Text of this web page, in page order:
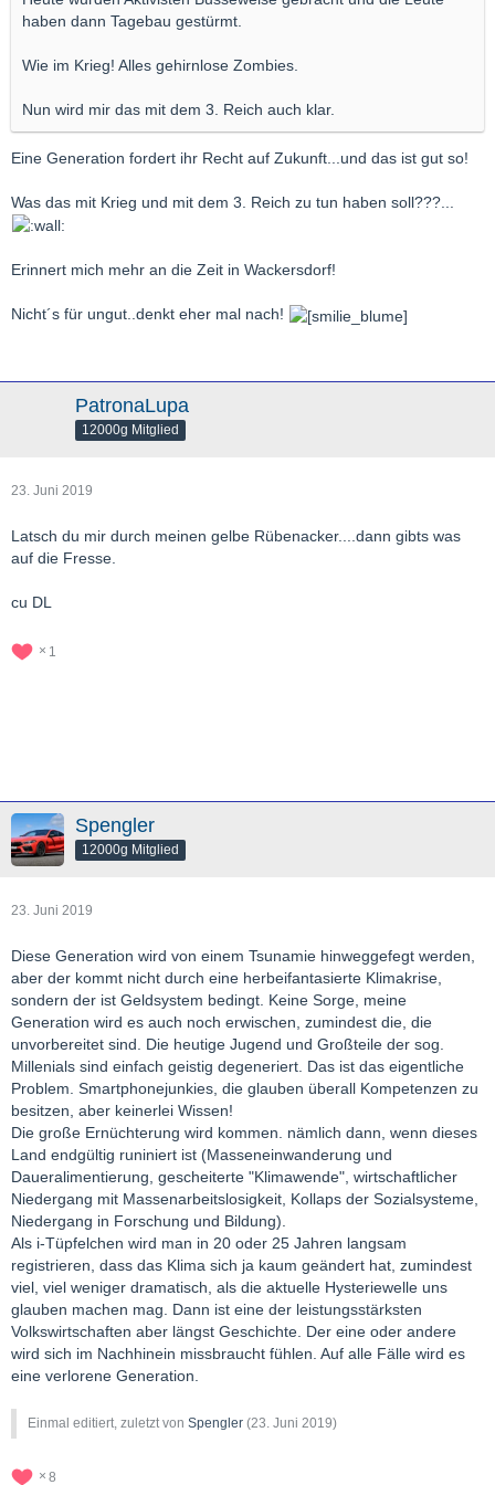
haben dann Tagebau gestürmt.
Wie im Krieg! Alles gehirnlose Zombies.
Nun wird mir das mit dem 3. Reich auch klar.
Eine Generation fordert ihr Recht auf Zukunft...und das ist gut so!
Was das mit Krieg und mit dem 3. Reich zu tun haben soll???...
Erinnert mich mehr an die Zeit in Wackersdorf!
Nicht´s für ungut..denkt eher mal nach!
PatronaLupa
12000g Mitglied
23. Juni 2019
Latsch du mir durch meinen gelbe Rübenacker....dann gibts was
auf die Fresse.
cu DL
1
Spengler
12000g Mitglied
23. Juni 2019
Diese Generation wird von einem Tsunamie hinweggefegt werden,
aber der kommt nicht durch eine herbeifantasierte Klimakrise,
sondern der ist Geldsystem bedingt. Keine Sorge, meine
Generation wird es auch noch erwischen, zumindest die, die
unvorbereitet sind. Die heutige Jugend und Großteile der sog.
Millenials sind einfach geistig degeneriert. Das ist das eigentliche
Problem. Smartphonejunkies, die glauben überall Kompetenzen zu
besitzen, aber keinerlei Wissen!
Die große Ernüchterung wird kommen. nämlich dann, wenn dieses
Land endgültig runiniert ist (Masseneinwanderung und
Daueralimentierung, gescheiterte "Klimawende", wirtschaftlicher
Niedergang mit Massenarbeitslosigkeit, Kollaps der Sozialsysteme,
Niedergang in Forschung und Bildung).
Als i-Tüpfelchen wird man in 20 oder 25 Jahren langsam
registrieren, dass das Klima sich ja kaum geändert hat, zumindest
viel, viel weniger dramatisch, als die aktuelle Hysteriewelle uns
glauben machen mag. Dann ist eine der leistungsstärksten
Volkswirtschaften aber längst Geschichte. Der eine oder andere
wird sich im Nachhinein missbraucht fühlen. Auf alle Fälle wird es
eine verlorene Generation.
Einmal editiert, zuletzt von Spengler (23. Juni 2019)
8